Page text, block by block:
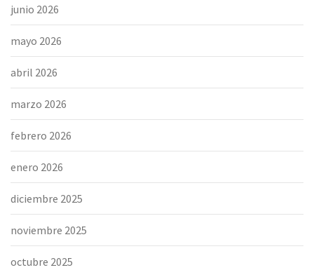
junio 2026
mayo 2026
abril 2026
marzo 2026
febrero 2026
enero 2026
diciembre 2025
noviembre 2025
octubre 2025